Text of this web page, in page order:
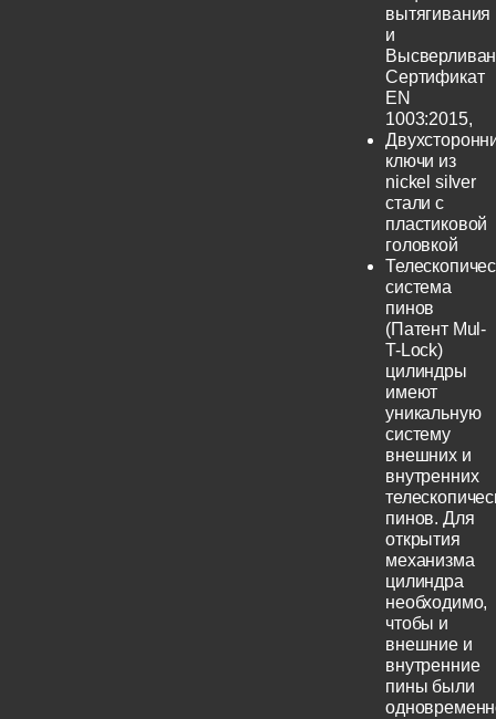
вытягивания
и
Сертификат
EN
1003:2015,
ключи из
nickel silver
стали с
пластиковой
головкой
система
пинов
(Патент Mul-
T-Lock)
цилиндры
имеют
уникальную
систему
внешних и
внутренних
пинов. Для
открытия
механизма
цилиндра
необходимо,
чтобы и
внешние и
внутренние
пины были